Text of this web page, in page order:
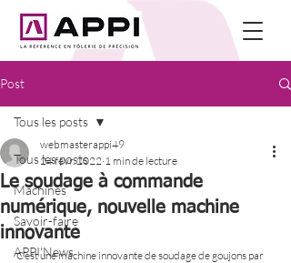
Post
Tous les posts
Machines
Savoir-faire
APPI'News
Tous les posts
Le soudage à commande
numérique, nouvelle machine
innovante
webmasterappi49
24 févr. 2022 1 min de lecture
C’est une machine innovante de soudage de goujons par